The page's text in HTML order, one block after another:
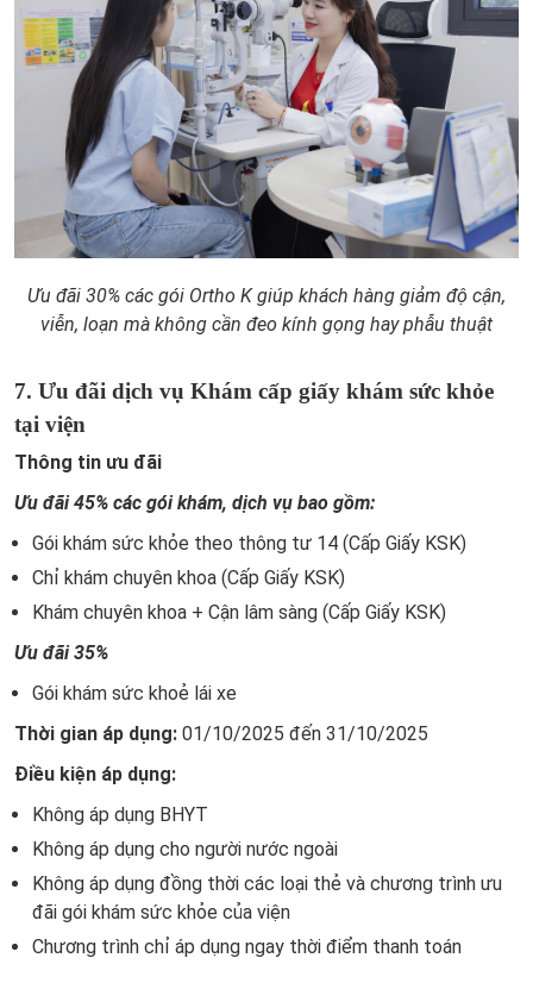
Ưu đãi 30% các gói Ortho K giúp khách hàng giảm độ cận,
viễn, loạn mà không cần đeo kính gọng hay phẫu thuật
7. Ưu đãi dịch vụ Khám cấp giấy khám sức khỏe
tại viện
Thông tin ưu đãi
Ưu đãi 45% các gói khám, dịch vụ bao gồm:
Gói khám sức khỏe theo thông tư 14 (Cấp Giấy KSK)
Chỉ khám chuyên khoa (Cấp Giấy KSK)
Khám chuyên khoa + Cận lâm sàng (Cấp Giấy KSK)
Ưu đãi 35%
Gói khám sức khoẻ lái xe
Thời gian áp dụng: 01/10/2025 đến 31/10/2025
Điều kiện áp dụng:
Không áp dụng BHYT
Không áp dụng cho người nước ngoài
Không áp dụng đồng thời các loại thẻ và chương trình ưu
đãi gói khám sức khỏe của viện
Chương trình chỉ áp dụng ngay thời điểm thanh toán